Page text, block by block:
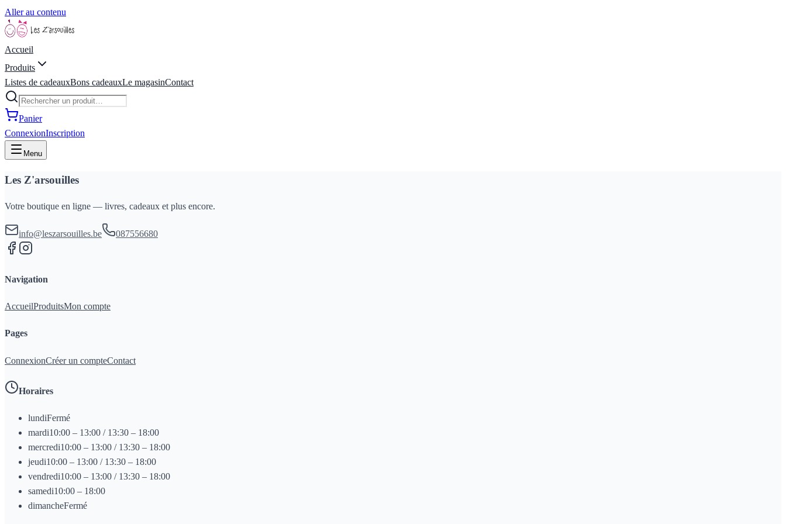
Aller au contenu
Accueil
Produits
Listes de cadeauxBons cadeauxLe magasinContact
Panier
ConnexionInscription
Menu
Les Z'arsouilles
Votre boutique en ligne — livres, cadeaux et plus encore.
info@leszarsouilles.be 087556680
Navigation
AccueilProduitsMon compte
Pages
ConnexionCréer un compteContact
Horaires
lundiFermé
mardi10:00 – 13:00 / 13:30 – 18:00
mercredi10:00 – 13:00 / 13:30 – 18:00
jeudi10:00 – 13:00 / 13:30 – 18:00
vendredi10:00 – 13:00 / 13:30 – 18:00
samedi10:00 – 18:00
dimancheFermé